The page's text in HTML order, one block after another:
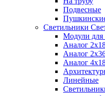
Подвесные
Светильники
Модули для
Аналог
Аналог
Аналог
Линейные